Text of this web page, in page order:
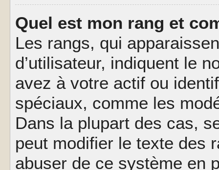
Quel est mon rang et
Les rangs, qui
d’utilisateur, indiquent le
avez à votre actif ou
spéciaux, comme les
Dans la plupart des cas,
peut modifier le texte des
abuser de ce système en